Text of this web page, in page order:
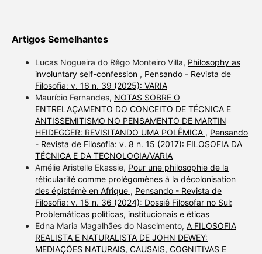
Artigos Semelhantes
Lucas Nogueira do Rêgo Monteiro Villa, Philosophy as
involuntary self-confession , Pensando - Revista de
Filosofia: v. 16 n. 39 (2025): VARIA
Maurício Fernandes, NOTAS SOBRE O
ENTRELAÇAMENTO DO CONCEITO DE TÉCNICA E
ANTISSEMITISMO NO PENSAMENTO DE MARTIN
HEIDEGGER: REVISITANDO UMA POLÊMICA , Pensando
- Revista de Filosofia: v. 8 n. 15 (2017): FILOSOFIA DA
TÉCNICA E DA TECNOLOGIA/VARIA
Amélie Aristelle Ekassie, Pour une philosophie de la
réticularité comme prolégomènes à la décolonisation
des épistémè en Afrique , Pensando - Revista de
Filosofia: v. 15 n. 36 (2024): Dossiê Filosofar no Sul:
Problemáticas políticas, institucionais e éticas
Edna Maria Magalhães do Nascimento, A FILOSOFIA
REALISTA E NATURALISTA DE JOHN DEWEY:
MEDIAÇÕES NATURAIS, CAUSAIS, COGNITIVAS E